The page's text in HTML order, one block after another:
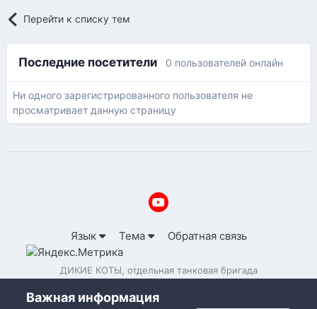
Перейти к списку тем
Последние посетители 0 пользователей онлайн
Ни одного зарегистрированного пользователя не
просматривает данную страницу
Язык Тема Обратная связь
ДИКИЕ КОТЫ, отдельная танковая бригада
Важная информация